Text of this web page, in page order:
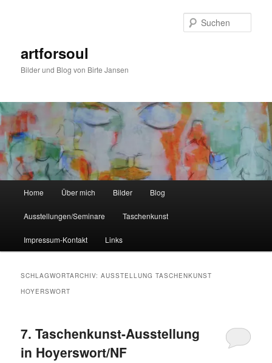
artforsoul
Bilder und Blog von Birte Jansen
Home Über mich Bilder Blog
Ausstellungen/Seminare Taschenkunst
Impressum-Kontakt Links
SCHLAGWORTARCHIV:AUSSTELLUNG TASCHENKUNST
HOYERSWORT
7. Taschenkunst-Ausstellung
in Hoyerswort/NF